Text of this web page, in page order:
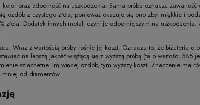
oraz odporność na uszkodzenia. Sama próba oznacza zawartość
ozdób z czystego złota, ponieważ okazuje się ono zbyt miękkie i
Dodatek innych metali czyni je odporniejszym na uszkodzenia,
Wraz z wartością próby rośnie jej koszt. Oznacza to, że biżuteria o
na lepszą jakość wiążącą się z wyższą próbą (ta o wartości 585
szlachetne. Im więcej ozdób, tym wyższy koszt. Znaczenie ma
mniej od diamentów.